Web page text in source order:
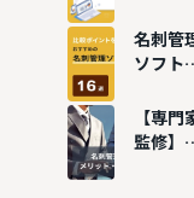
500人
査で分
せない
件」と
名刺管
ソフト
選！主
サービ
【専門
監修】